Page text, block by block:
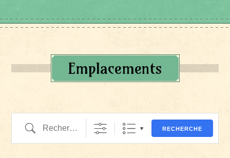
Emplacements
Recherche RECHERCHE